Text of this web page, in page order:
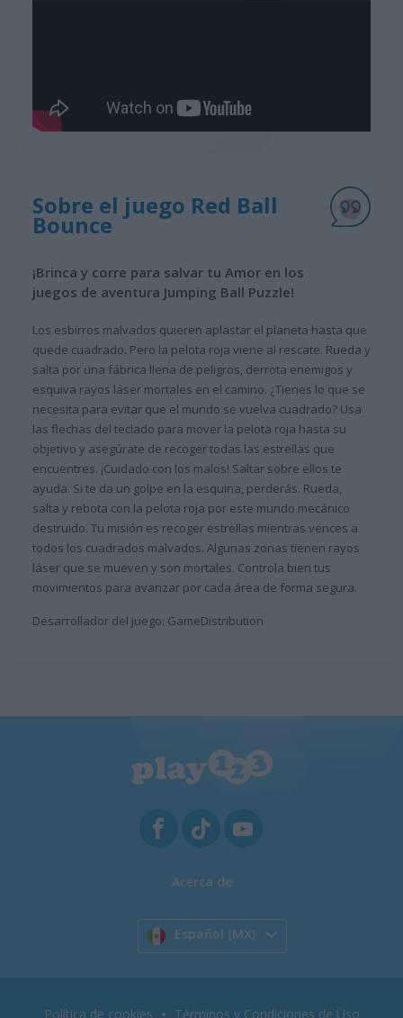
Sobre el juego Red Ball
Bounce
¡Brinca y corre para salvar tu Amor en los
juegos de aventura Jumping Ball Puzzle!
Los esbirros malvados quieren aplastar el planeta hasta que
quede cuadrado. Pero la pelota roja viene al rescate. Rueda y
salta por una fábrica llena de peligros, derrota enemigos y
esquiva rayos láser mortales en el camino. ¿Tienes lo que se
necesita para evitar que el mundo se vuelva cuadrado? Usa
las flechas del teclado para mover la pelota roja hasta su
objetivo y asegúrate de recoger todas las estrellas que
encuentres. ¡Cuidado con los malos! Saltar sobre ellos te
ayuda. Si te da un golpe en la esquina, perderás. Rueda,
salta y rebota con la pelota roja por este mundo mecánico
destruido. Tu misión es recoger estrellas mientras vences a
todos los cuadrados malvados. Algunas zonas tienen rayos
láser que se mueven y son mortales. Controla bien tus
movimientos para avanzar por cada área de forma segura.
Desarrollador del juego: GameDistribution
Acerca de
Español (MX)
Política de cookies Términos y Condiciones de Uso